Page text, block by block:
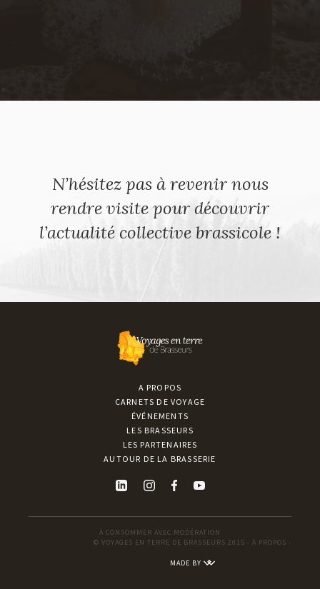
N’hésitez pas à revenir nous
rendre visite pour découvrir
l’actualité collective brassicole !
A PROPOS
CARNETS DE VOYAGE
ÉVÉNEMENTS
LES BRASSEURS
LES PARTENAIRES
AUTOUR DE LA BRASSERIE
À CONSOMMER AVEC MODÉRATION
© VOYAGES EN TERRE DE BRASSEURS 2015 - À PROPOS -
MADE BY